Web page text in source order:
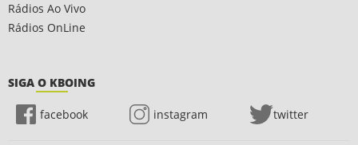
Rádios Ao Vivo
Rádios OnLine
SIGA O KBOING
facebook instagram twitter